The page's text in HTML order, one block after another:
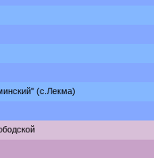
(с.Лекма)